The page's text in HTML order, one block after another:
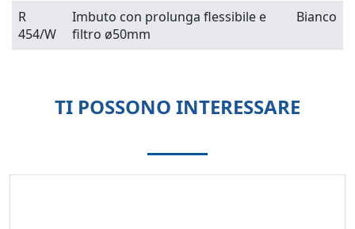
R
454/W
Imbuto con prolunga flessibile e
filtro ø50mm
Bianco
TI POSSONO INTERESSARE